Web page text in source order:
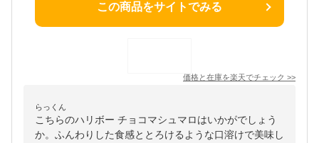
この商品をサイトでみる
価格と在庫を楽天でチェック >>
らっくん
こちらのハリボー チョコマシュマロはいかがでしょう
か。ふんわりした食感ととろけるような口溶けで美味し